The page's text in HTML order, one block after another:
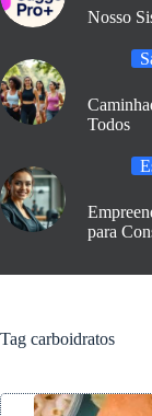
Nosso
Todos
para
Tag carboidratos